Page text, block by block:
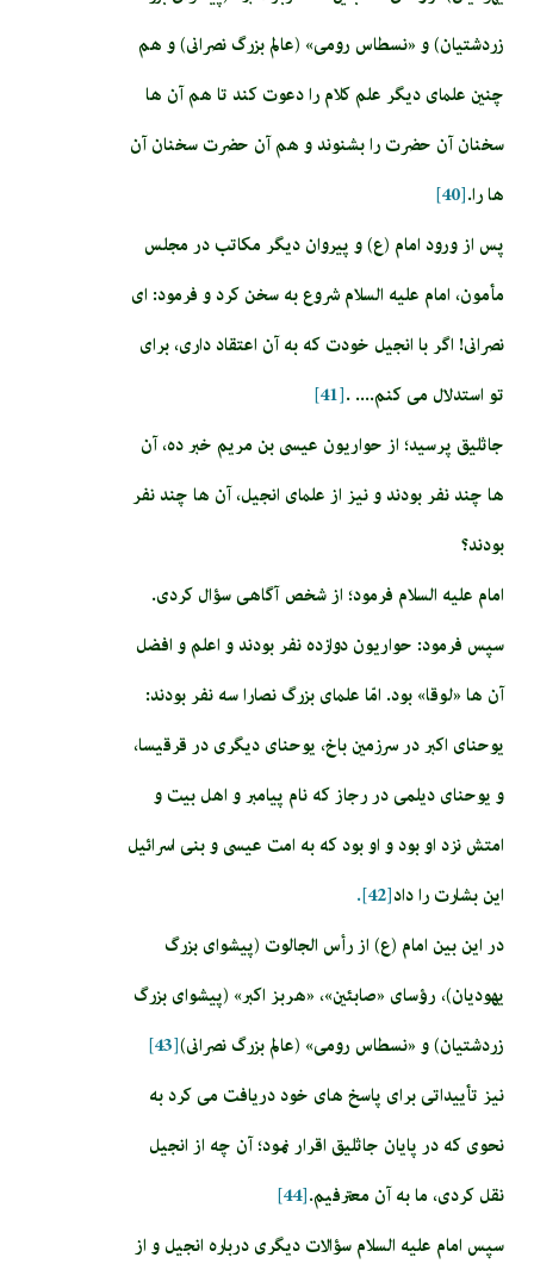
زردشتيان) و «نسطاس رومى» (عالم بزرگ نصرانى) و هم
چنين علماى ديگر علم كلام را دعوت كند تا هم آن ها
سخنان آن حضرت را بشنوند و هم آن حضرت سخنان آن
ها را.[40]
پس از ورود امام (ع) و پیروان دیگر مکاتب در مجلس
مأمون، امام عليه السلام شروع به سخن كرد و فرمود: اى
نصرانى! اگر با انجيل خودت كه به آن اعتقاد دارى، براى
تو استدلال می كنم‏.... .[41]
جاثليق پرسید؛ از حواريون عيسى بن مريم خبر ده، آن
ها چند نفر بودند و نيز از علماى انجيل، آن ها چند نفر
بودند؟
امام عليه السلام فرمود؛ از شخص آگاهى سؤال كردى.
سپس فرمود: حواريون دوازده نفر بودند و اعلم و افضل
آن ها «لوقا» بود. امّا علماى بزرگ نصارا سه نفر بودند:
يوحناى اكبر در سرزمين باخ، يوحناى ديگرى در قرقيسا،
و يوحناى ديلمى در رجاز كه نام پيامبر و اهل بيت و
امتش نزد او بود و او بود كه به امت عيسى و بنى اسرائيل
اين بشارت را داد[42].
در این بین امام (ع) از رأس الجالوت (پيشواى بزرگ
يهوديان)، رؤساى «صابئين»، «هربز اكبر» (پيشواى بزرگ
زردشتيان) و «نسطاس رومى» (عالم بزرگ نصرانى)[43]
نیز تأییداتی برای پاسخ های خود دریافت می کرد به
نحوی که در پایان جاثليق اقرار نمود؛ آن چه از انجيل
نقل كردى، ما به آن معترفيم.[44]
سپس امام عليه السلام سؤالات ديگرى درباره انجيل و از